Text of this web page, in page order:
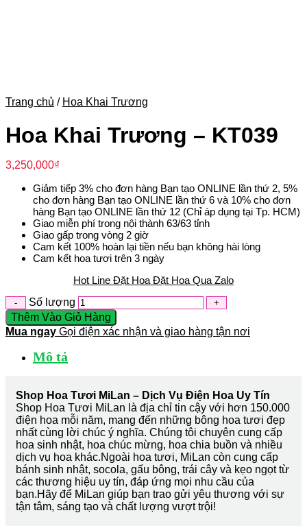
Trang chủ / Hoa Khai Trương
Hoa Khai Trương – KT039
3,250,000₫
Giảm tiếp 3% cho đơn hàng Bạn tạo ONLINE lần thứ 2, 5%
cho đơn hàng Bạn tạo ONLINE lần thứ 6 và 10% cho đơn
hàng Bạn tạo ONLINE lần thứ 12 (Chỉ áp dụng tại Tp. HCM)
Giao miễn phí trong nội thành 63/63 tỉnh
Giao gấp trong vòng 2 giờ
Cam kết 100% hoàn lại tiền nếu bạn không hài lòng
Cam kết hoa tươi trên 3 ngày
Hot Line Đặt Hoa Đặt Hoa Qua Zalo
Số lượng
Thêm Vào Giỏ Hàng
Mua ngay Gọi điện xác nhận và giao hàng tận nơi
Mô tả
Shop Hoa Tươi MiLan – Dịch Vụ Điện Hoa Uy Tín
Shop Hoa Tươi MiLan là địa chỉ tin cậy với hơn 150.000
điện hoa mỗi năm, mang đến những bông hoa tươi đẹp
nhất cùng lời chúc ý nghĩa. Chúng tôi chuyên cung cấp
hoa sinh nhật, hoa chúc mừng, hoa chia buồn và nhiều
dịch vụ hoa khác.Ngoài hoa tươi, MiLan còn cung cấp
bánh sinh nhật, socola, gấu bông, trái cây và kẹo ngọt từ
các thương hiệu uy tín, đáp ứng mọi nhu cầu của
bạn.Hãy để MiLan giúp bạn trao gửi yêu thương với sự
tận tâm, sáng tạo và chất lượng vượt trội!